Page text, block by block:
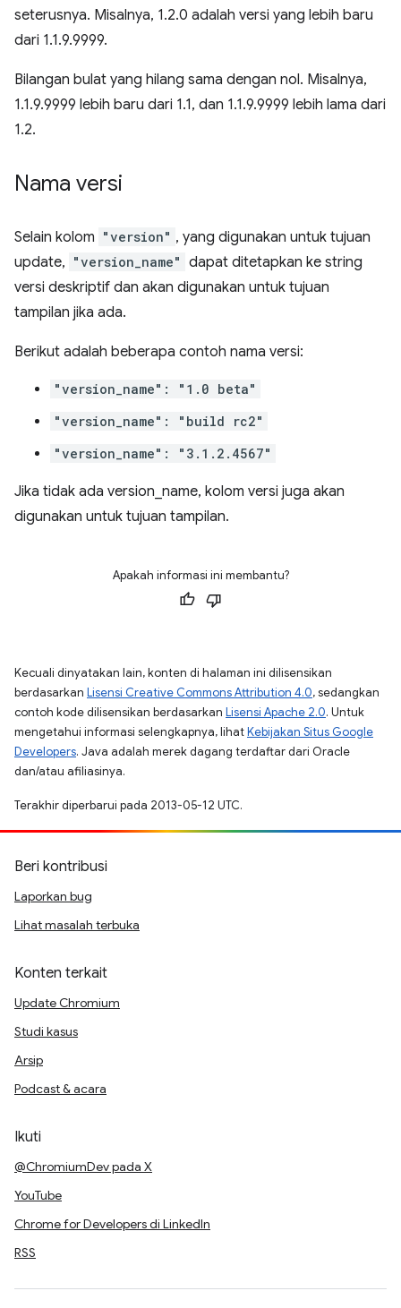
seterusnya. Misalnya, 1.2.0 adalah versi yang lebih baru
dari 1.1.9.9999.
Bilangan bulat yang hilang sama dengan nol. Misalnya,
1.1.9.9999 lebih baru dari 1.1, dan 1.1.9.9999 lebih lama dari
1.2.
Nama versi
Selain kolom "version" , yang digunakan untuk tujuan
update, "version_name" dapat ditetapkan ke string
versi deskriptif dan akan digunakan untuk tujuan
tampilan jika ada.
Berikut adalah beberapa contoh nama versi:
"version_name": "1.0 beta"
"version_name": "build rc2"
"version_name": "3.1.2.4567"
Jika tidak ada version_name, kolom versi juga akan
digunakan untuk tujuan tampilan.
Apakah informasi ini membantu?
Kecuali dinyatakan lain, konten di halaman ini dilisensikan
berdasarkan Lisensi Creative Commons Attribution 4.0, sedangkan
contoh kode dilisensikan berdasarkan Lisensi Apache 2.0. Untuk
mengetahui informasi selengkapnya, lihatKebijakan Situs Google
Developers. Java adalah merek dagang terdaftar dari Oracle
dan/atau afiliasinya.
Terakhir diperbarui pada 2013-05-12 UTC.
Beri kontribusi
Laporkan bug
Lihat masalah terbuka
Konten terkait
Update Chromium
Studi kasus
Arsip
Podcast & acara
Ikuti
@ChromiumDev pada X
YouTube
Chrome for Developers di LinkedIn
RSS